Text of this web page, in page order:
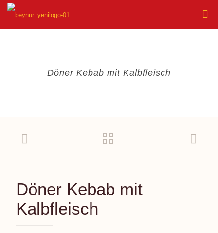
Döner Kebab mit Kalbfleisch
Döner Kebab mit
Kalbfleisch